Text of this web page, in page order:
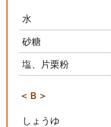
水
砂糖
塩、片栗粉
＜Ｂ＞
しょうゆ